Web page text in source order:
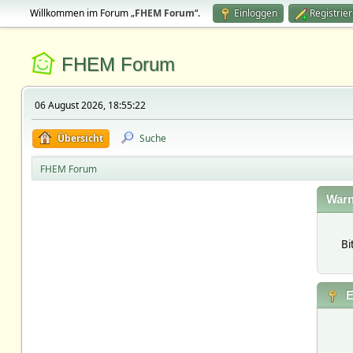
Willkommen im Forum „FHEM Forum“. Einloggen
FHEM Forum
06 August 2026, 18:55:22
Übersicht Suche
FHEM Forum